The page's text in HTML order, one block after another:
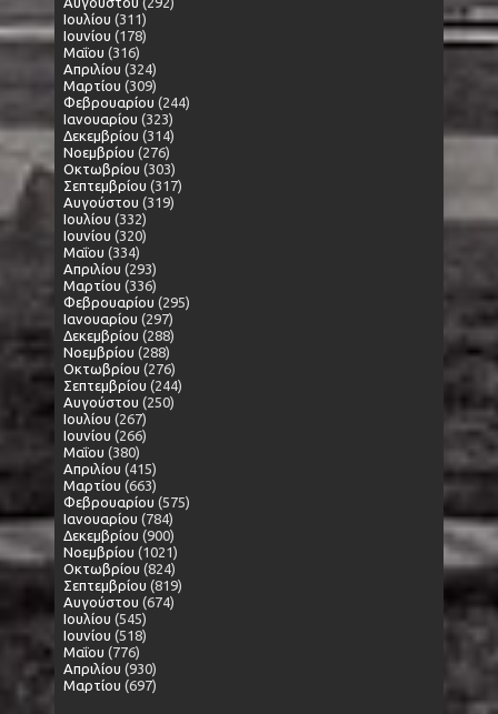
Ιουλίου (311)
Ιουνίου (178)
Μαΐου (316)
Απριλίου (324)
Μαρτίου (309)
Φεβρουαρίου (244)
Ιανουαρίου (323)
Δεκεμβρίου (314)
Νοεμβρίου (276)
Οκτωβρίου (303)
Σεπτεμβρίου (317)
Αυγούστου (319)
Ιουλίου (332)
Ιουνίου (320)
Μαΐου (334)
Απριλίου (293)
Μαρτίου (336)
Φεβρουαρίου (295)
Ιανουαρίου (297)
Δεκεμβρίου (288)
Νοεμβρίου (288)
Οκτωβρίου (276)
Σεπτεμβρίου (244)
Αυγούστου (250)
Ιουλίου (267)
Ιουνίου (266)
Μαΐου (380)
Απριλίου (415)
Μαρτίου (663)
Φεβρουαρίου (575)
Ιανουαρίου (784)
Δεκεμβρίου (900)
Νοεμβρίου (1021)
Οκτωβρίου (824)
Σεπτεμβρίου (819)
Αυγούστου (674)
Ιουλίου (545)
Ιουνίου (518)
Μαΐου (776)
Απριλίου (930)
Μαρτίου (697)